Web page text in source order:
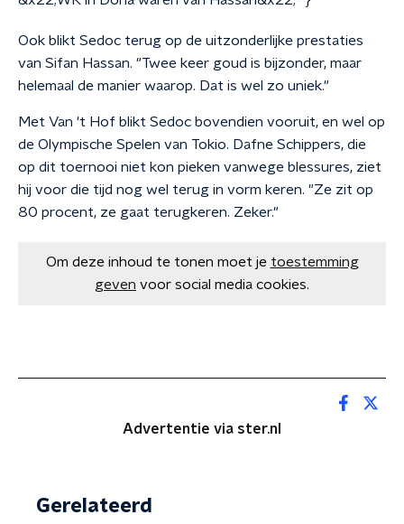
Ook blikt Sedoc terug op de uitzonderlijke prestaties
van Sifan Hassan. "Twee keer goud is bijzonder, maar
helemaal de manier waarop. Dat is wel zo uniek."
Met Van 't Hof blikt Sedoc bovendien vooruit, en wel op
de Olympische Spelen van Tokio. Dafne Schippers, die
op dit toernooi niet kon pieken vanwege blessures, ziet
hij voor die tijd nog wel terug in vorm keren. "Ze zit op
80 procent, ze gaat terugkeren. Zeker."
Om deze inhoud te tonen moet je toestemming
geven voor social media cookies.
Advertentie via ster.nl
Gerelateerd